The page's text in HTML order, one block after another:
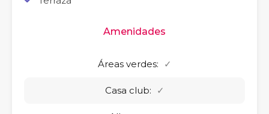
Amenidades
Áreas verdes: ✓
Casa club: ✓